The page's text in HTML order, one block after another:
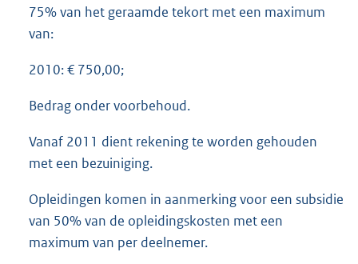
75% van het geraamde tekort met een maximum
van:
2010: € 750,00;
Bedrag onder voorbehoud.
Vanaf 2011 dient rekening te worden gehouden
met een bezuiniging.
Opleidingen komen in aanmerking voor een subsidie
van 50% van de opleidingskosten met een
maximum van per deelnemer.